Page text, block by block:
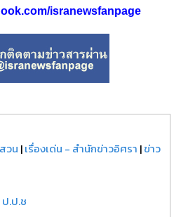
isranewsfanpage
วน |เรื่องเด่น - สำนักข่าวอิศรา |ข่าว
ป.ป.ช